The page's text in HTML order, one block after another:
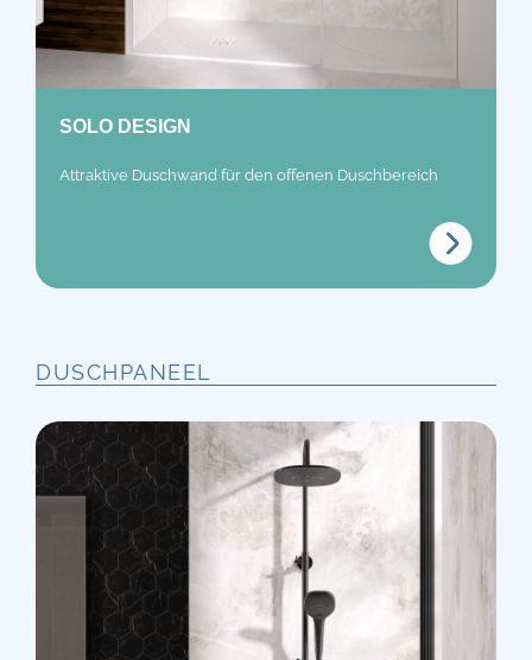
SOLO DESIGN
Attraktive Duschwand für den offenen Duschbereich
DUSCHPANEEL